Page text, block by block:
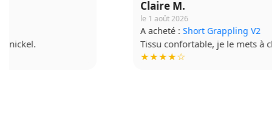
Short Grappling V2
Tissu confortable, je le mets à chaque séance.